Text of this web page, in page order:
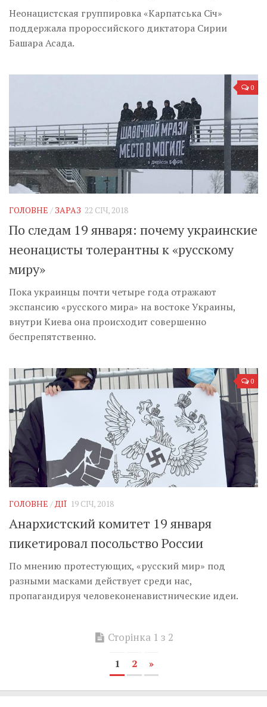
Неонацистская группировка «Карпатська Січ»
поддержала пророссийского диктатора Сирии
Башара Асада.
0
ГОЛОВНЕ / ЗАРАЗ 22 СІЧ, 2018
По следам 19 января: почему украинские
неонацисты толерантны к «русскому
миру»
Пока украинцы почти четыре года отражают
экспансию «русского мира» на востоке Украины,
внутри Киева она происходит совершенно
беспрепятственно.
0
ГОЛОВНЕ /ДІЇ 19 СІЧ, 2018
Анархистский комитет 19 января
пикетировал посольство России
По мнению протестующих, «русский мир» под
разными масками действует среди нас,
пропагандируя человеконенавистнические идеи.
Сторінка 1 з 2
1 2 »